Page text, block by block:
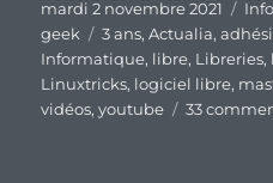
Publié
le
mardi 2 novembre 2021
geek
Étiquettes
3 ans,Actualia,
Informatique, libre, Libreries,
Linuxtricks, logiciel libre,
vidéos,youtube 33